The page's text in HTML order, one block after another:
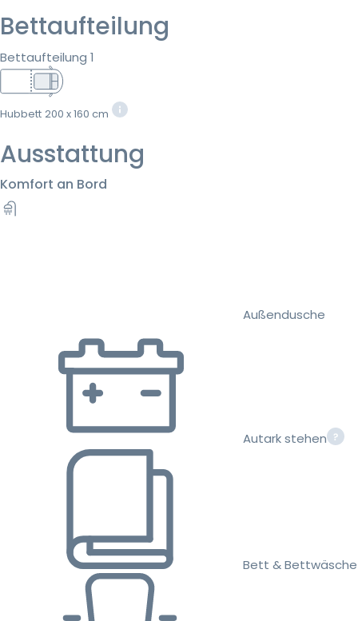
Bettaufteilung
Bettaufteilung 1
Hubbett 200 x 160 cm
Ausstattung
Komfort an Bord
Außendusche
Autark stehen
Bett & Bettwäsche